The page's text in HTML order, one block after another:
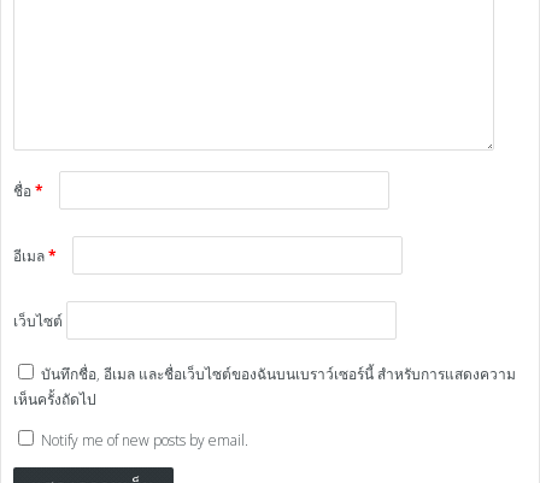
ชื่อ*
อีเมล*
เว็บไซต์
บันทึกชื่อ, อีเมล และชื่อเว็บไซต์ของฉันบนเบราว์เซอร์นี้ สำหรับการแสดงความ
เห็นครั้งถัดไป
Notify me of new posts by email.